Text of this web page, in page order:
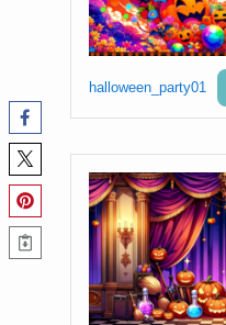
halloween_party01